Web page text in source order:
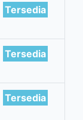
Tersedia
Tersedia
Tersedia